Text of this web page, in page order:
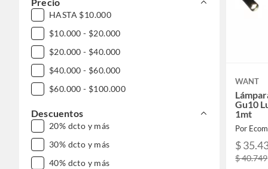
HASTA $10.000
$10.000 - $20.000
$20.000 - $40.000
$40.000 - $60.000
$60.000 - $100.000
Descuentos
20% dcto y más
30% dcto y más
40% dcto y más
WANT
Gu10
1mt
Por
$
$ 40.749